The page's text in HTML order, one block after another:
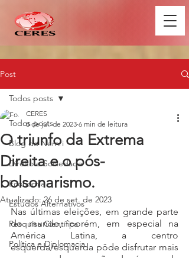
Post
Todos posts
Blog do Nemri
Direito e Sociedade
Economia
Estudos Alternativos
Pesquisa Científica
Política e Diplomacia
Todos posts
O triunfo da Extrema
Direita e o pós-
bolsonarismo.
CERES
8 de jul. de 2023 6 min de leitura
Atualizado:26 de set. de 2023
Nas últimas eleições, em grande parte
do mundo, porém, em especial na
América Latina, a centro
esquerda/esquerda pôde disfrutar mais